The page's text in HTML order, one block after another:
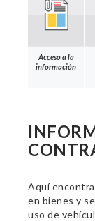
Acceso a la
información
Aquí
en bienes y
uso de